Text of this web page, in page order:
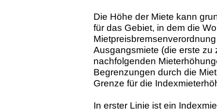
Die Höhe der Miete kann
für das Gebiet, in dem die
Ausgangsmiete (die erste
nachfolgenden
Begrenzungen durch die
Grenze für die
In erster Linie ist ein